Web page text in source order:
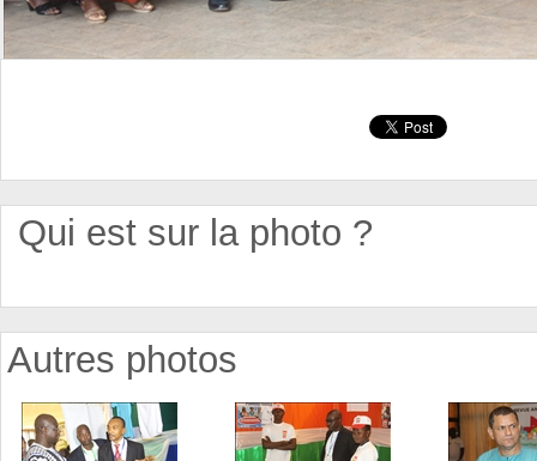
Qui est sur la photo ?
Autres photos